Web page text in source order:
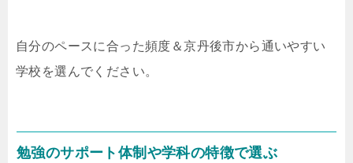
自分のペースに合った頻度＆京丹後市から通いやすい
学校を選んでください。
勉強のサポート体制や学科の特徴で選ぶ